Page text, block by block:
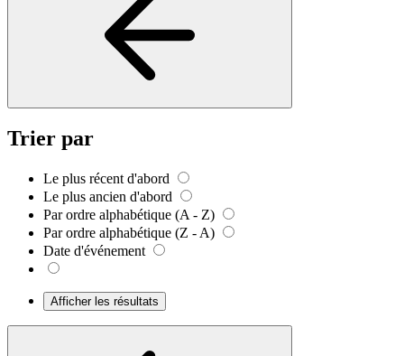
Trier par
Le plus récent d'abord
Le plus ancien d'abord
Par ordre alphabétique (A - Z)
Par ordre alphabétique (Z - A)
Date d'événement
Afficher les résultats